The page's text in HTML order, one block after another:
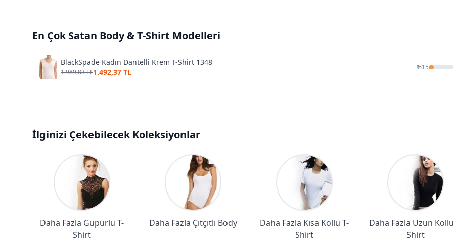
En Çok Satan Body & T-Shirt Modelleri
BlackSpade Kadın Dantelli Krem T-Shirt 1348
1.989,83 TL1.492,37 TL
%15
İlginizi Çekebilecek Koleksiyonlar
Daha Fazla Güpürlü T-
Shirt
Daha Fazla Çıtçıtlı Body
Daha Fazla Kısa Kollu T-
Shirt
Daha Fazla Uzun
Shirt